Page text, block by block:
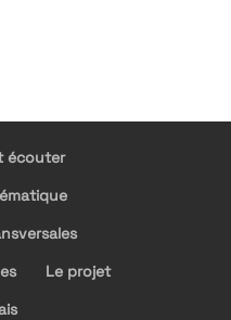
écouter
Le projet